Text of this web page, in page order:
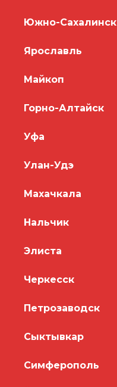
Южно-Сахалинск
Ярославль
Майкоп
Горно-Алтайск
Уфа
Улан-Удэ
Махачкала
Нальчик
Элиста
Черкесск
Петрозаводск
Сыктывкар
Симферополь